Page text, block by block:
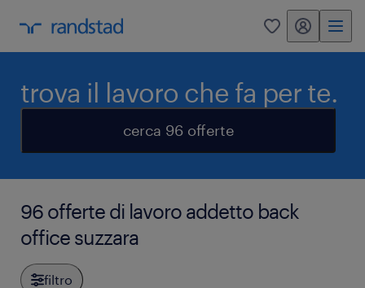
0 my randstad
trova il lavoro che fa per te.
cerca 96 offerte
96 offerte di lavoro addetto back
office suzzara
filtro